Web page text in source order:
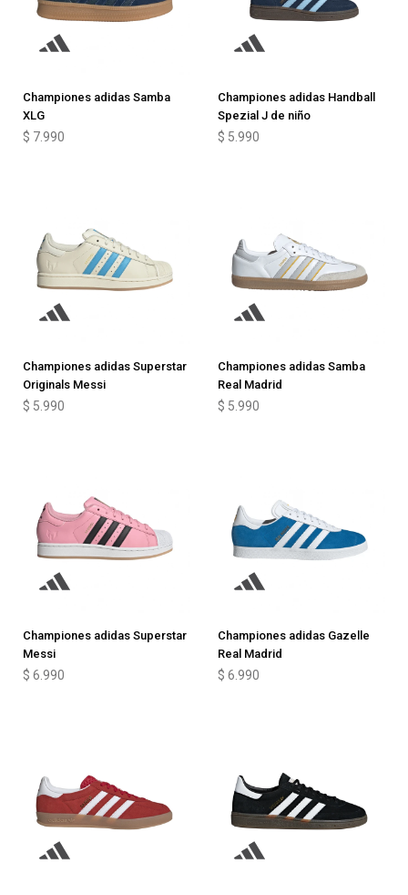
Championes adidas Samba
XLG
$ 7.990
Championes adidas Handball
Spezial J de niño
$ 5.990
Championes adidas Superstar
Originals Messi
$ 5.990
Championes adidas Samba
Real Madrid
$ 5.990
Championes adidas Superstar
Messi
$ 6.990
Championes adidas Gazelle
Real Madrid
$ 6.990